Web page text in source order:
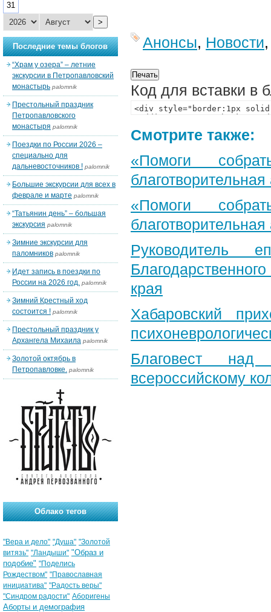
Анонсы, Новости
Код для вставки в
Смотрите также:
«Помоги
«Помоги
Руководитель
края
Хабаровский
Благовест
всероссийскому
31
>
Последние темы блогов
“Храм у озера” – летние
экскурсии в Петропавловский
монастырь palomnik
Престольный праздник
Петропавловского
монастыря palomnik
Поездки по России 2026 –
специально для
дальневосточников ! palomnik
Большие экскурсии для всех в
феврале и марте palomnik
“Татьянин день” – большая
экскурсия palomnik
Зимние экскурсии для
паломников palomnik
Идет запись в поездки по
России на 2026 год. palomnik
Зимний Крестный ход
состоится ! palomnik
Престольный праздник у
Архангела Михаила palomnik
Золотой октябрь в
Петропавловке. palomnik
Облако тегов
"Вера и дело" "Душа" "Золотой
витязь" "Ландыши" "Образ и
подобие" "Поделись
Рождеством" "Православная
инициатива" "Радость веры"
"Синдром радости" Аборигены
Аборты и демография